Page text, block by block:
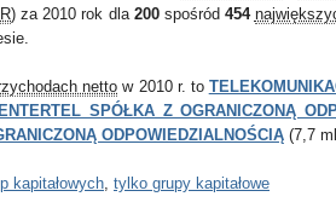
) za 2010 rok dla 200spośród 454
netto w 2010 r. to
SPÓŁKA Z OGRANICZONĄ
ODPOWIEDZIALNOŚCIĄ (7,7
kapitałowych, tylko grupy kapitałowe